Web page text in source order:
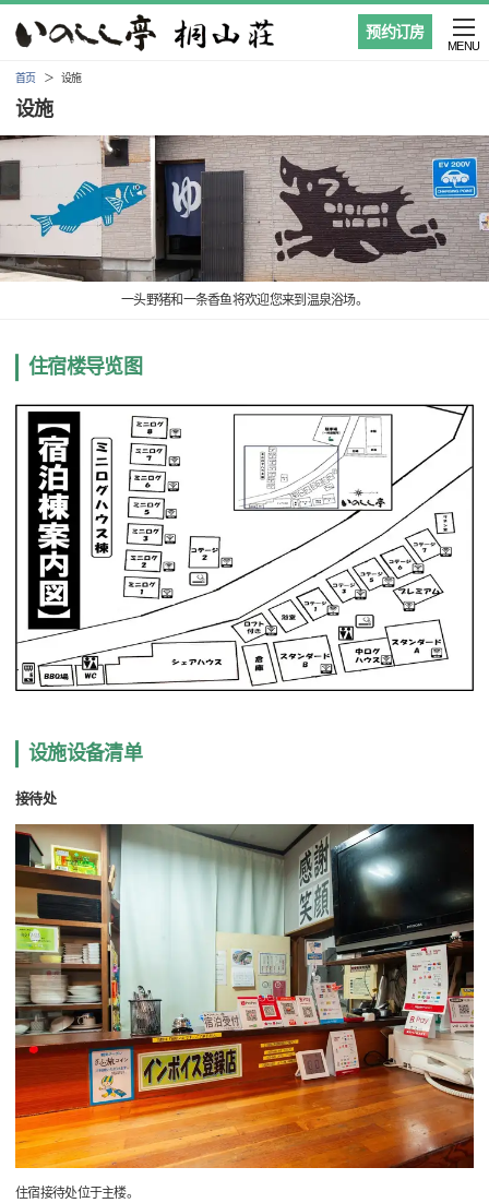
预约订房
MENU
首页 设施
设施
一头野猪和一条香鱼将欢迎您来到温泉浴场。
住宿楼导览图
设施设备清单
接待处
住宿接待处位于主楼。